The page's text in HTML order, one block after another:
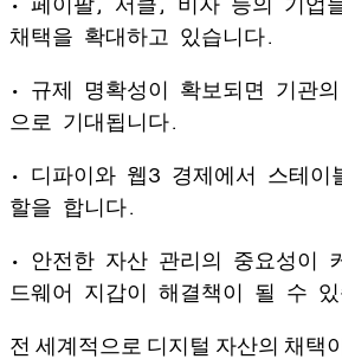
채택을 확대하고 있습니다.
• 규제 명확성이 확보되면 기관
으로 기대됩니다.
• 디파이와 웹3 경제에서 스테이
할을 합니다.
• 안전한 자산 관리의 중요성이
드웨어 지갑이 해결책이 될 수 있
전 세계적으로 디지털 자산의 채택